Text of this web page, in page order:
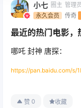
小七 圈主 管理员
永久会员
传奇
最近的热门电影，
哪吒 封神 唐探：
https://pan.baidu.com/s/
赞 0 收藏